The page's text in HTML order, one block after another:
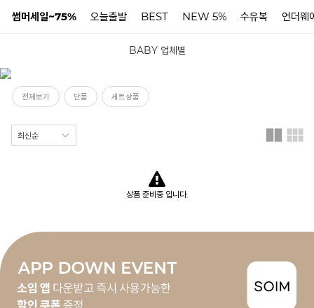
썸머세일~75% 오늘출발 BEST NEW 5% 수유복 언더웨
BABY 업체별
전체보기 단품 세트상품
상품 준비중 입니다.